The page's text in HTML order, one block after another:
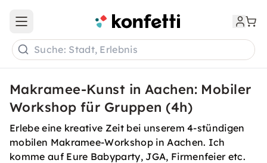
Open main menu
Suche: Stadt, Erlebnis
Makramee-Kunst in Aachen: Mobiler
Workshop für Gruppen (4h)
Erlebe eine kreative Zeit bei unserem 4-stündigen
mobilen Makramee-Workshop in Aachen. Ich
komme auf Eure Babyparty, JGA, Firmenfeier etc.